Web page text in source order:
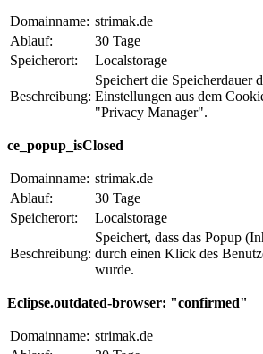
Domainname: strimak.de
Ablauf:
30 Tage
Speicherort:
Localstorage
Beschreibung:
Speichert die Speicherdauer
Einstellungen aus dem
"Privacy Manager".
ce_popup_isClosed
Domainname: strimak.de
Ablauf:
30 Tage
Speicherort:
Localstorage
Beschreibung:
Speichert, dass das Popup
durch einen Klick des
wurde.
Eclipse.outdated-browser: "confirmed"
Domainname: strimak.de